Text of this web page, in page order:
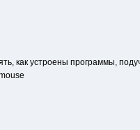
как устроены программы,